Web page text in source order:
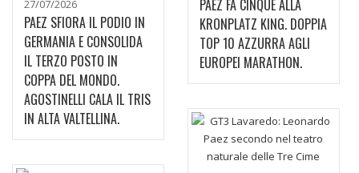
27/07/2026
PAEZ SFIORA IL PODIO IN
GERMANIA E CONSOLIDA
IL TERZO POSTO IN
COPPA DEL MONDO.
AGOSTINELLI CALA IL TRIS
IN ALTA VALTELLINA.
PAEZ FA CINQUE ALLA
KRONPLATZ KING. DOPPIA
TOP 10 AZZURRA AGLI
EUROPEI MARATHON.